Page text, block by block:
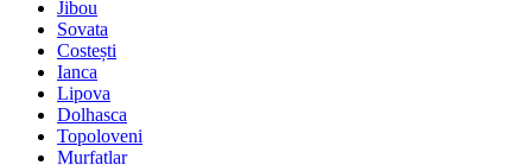
Jibou
Sovata
Costești
Ianca
Lipova
Dolhasca
Topoloveni
Murfatlar